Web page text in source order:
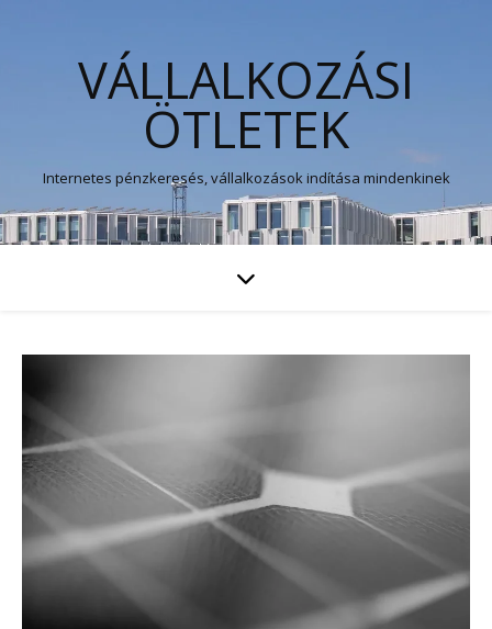
VÁLLALKOZÁSI
ÖTLETEK
Internetes pénzkeresés, vállalkozások indítása mindenkinek